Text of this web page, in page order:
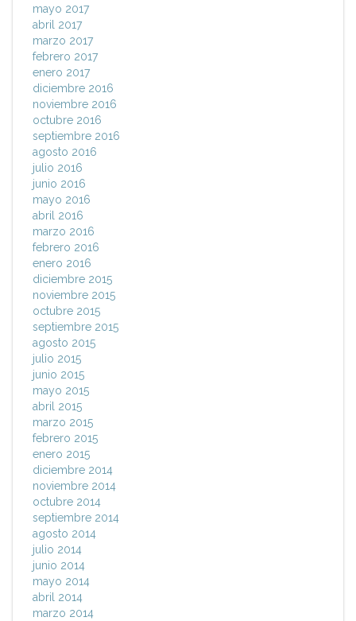
mayo 2017
abril 2017
marzo 2017
febrero 2017
enero 2017
diciembre 2016
noviembre 2016
octubre 2016
septiembre 2016
agosto 2016
julio 2016
junio 2016
mayo 2016
abril 2016
marzo 2016
febrero 2016
enero 2016
diciembre 2015
noviembre 2015
octubre 2015
septiembre 2015
agosto 2015
julio 2015
junio 2015
mayo 2015
abril 2015
marzo 2015
febrero 2015
enero 2015
diciembre 2014
noviembre 2014
octubre 2014
septiembre 2014
agosto 2014
julio 2014
junio 2014
mayo 2014
abril 2014
marzo 2014